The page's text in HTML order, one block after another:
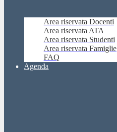
Area riservata Docenti
Area riservata ATA
Area riservata Studenti
Area riservata Famiglie
FAQ
Agenda